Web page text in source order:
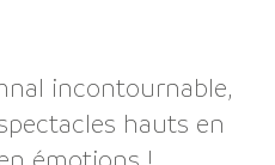
incontournable,
hauts en